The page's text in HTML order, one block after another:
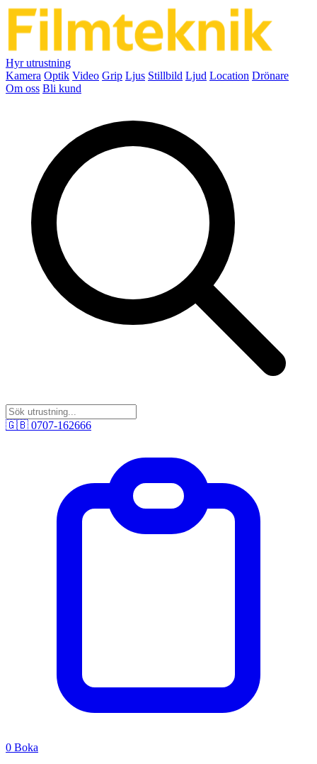
Hyr utrustning
Kamera Optik Video Grip Ljus Stillbild Ljud Location Drönare
Om oss Bli kund
🇬🇧 0707-162666
0 Boka